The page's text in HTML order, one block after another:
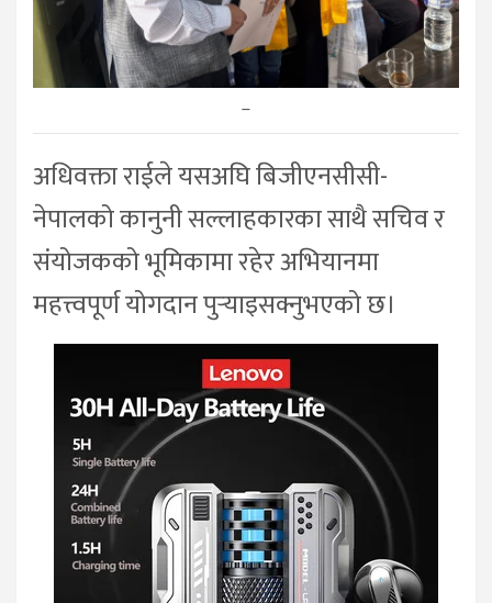
–
अधिवक्ता राईले यसअघि बिजीएनसीसी-
नेपालको कानुनी सल्लाहकारका साथै सचिव र
संयोजकको भूमिकामा रहेर अभियानमा
महत्त्वपूर्ण योगदान पुर्‍याइसक्नुभएको छ।